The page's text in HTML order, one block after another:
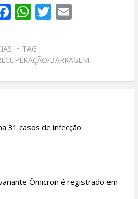
F
e
b
o
W
at
s
A
T
er
E
l
TAG
BARRAGEM
31 casos de infecção
Ômicron é registrado em